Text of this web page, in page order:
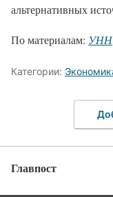
альтернативных
По материалам: УНН
Категории:
Главпост